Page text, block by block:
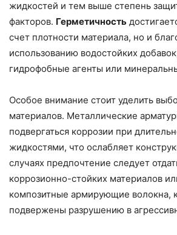
жидкостей и тем выше степень
факторов. Герметичность
счет плотности материала, но и
использованию водостойких
гидрофобные агенты или
Особое внимание стоит уделить
материалов. Металлические
подвергаться коррозии при
жидкостями, что ослабляет
случаях предпочтение следует
коррозионно-стойких материалов
композитные армирующие волокна,
подвержены разрушению в